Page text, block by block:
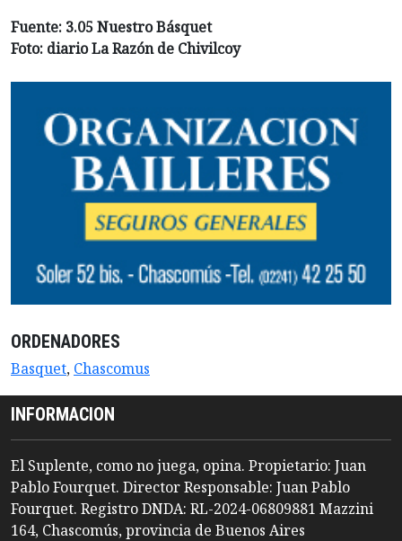
Fuente: 3.05 Nuestro Básquet
Foto: diario La Razón de Chivilcoy
ORDENADORES
Basquet, Chascomus
INFORMACION
El Suplente, como no juega, opina. Propietario: Juan
Pablo Fourquet. Director Responsable: Juan Pablo
Fourquet. Registro DNDA: RL-2024-06809881 Mazzini
164, Chascomús, provincia de Buenos Aires